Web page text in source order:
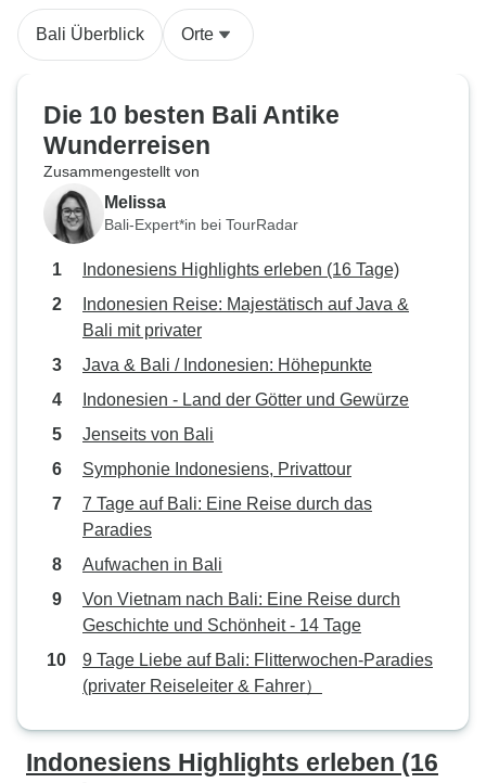
Bali Überblick Orte
Die 10 besten Bali Antike
Wunderreisen
Zusammengestellt von
Melissa
Bali-Expert*in bei TourRadar
Indonesiens Highlights erleben (16 Tage)
Indonesien Reise: Majestätisch auf Java &
Bali mit privater
Java & Bali / Indonesien: Höhepunkte
Indonesien - Land der Götter und Gewürze
Jenseits von Bali
Symphonie Indonesiens, Privattour
7 Tage auf Bali: Eine Reise durch das
Paradies
Aufwachen in Bali
Von Vietnam nach Bali: Eine Reise durch
Geschichte und Schönheit - 14 Tage
9 Tage Liebe auf Bali: Flitterwochen-Paradies
(privater Reiseleiter & Fahrer）
Indonesiens Highlights erleben (16